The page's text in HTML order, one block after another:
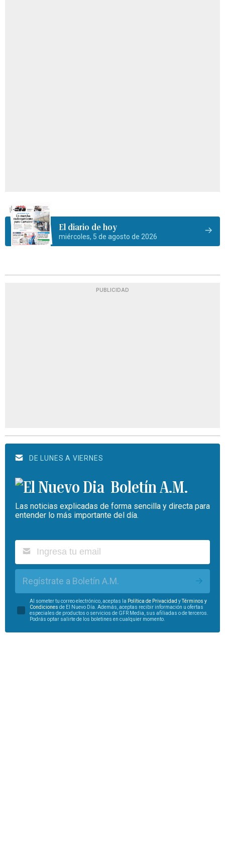
El diario de hoy
miércoles, 5 de agosto de 2026
PUBLICIDAD
DE LUNES A VIERNES
Boletín A.M.
Las noticias explicadas de forma sencilla y directa para
entender lo más importante del día.
Regístrate a Boletín A.M.
Al someter tu correo electrónico, aceptas la Política de Privacidad yTérminos y
Condiciones de El Nuevo Día. Además, aceptas recibir información u ofertas
especiales de productos o servicios de GFR Media, sus afiliadas o de terceros.
Podrás optar salirte de los boletines en cualquier momento.